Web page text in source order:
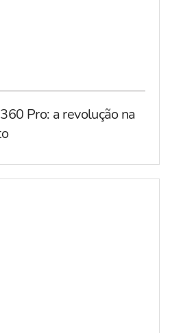
Pro: a revolução na